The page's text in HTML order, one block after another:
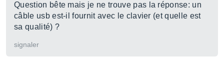
Question bête mais je ne trouve pas la réponse: un
câble usb est-il fournit avec le clavier (et quelle est
sa qualité) ?
signaler